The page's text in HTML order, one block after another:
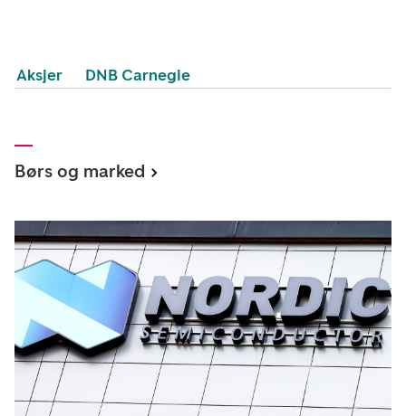
Aksjer DNB Carnegie
Børs og marked